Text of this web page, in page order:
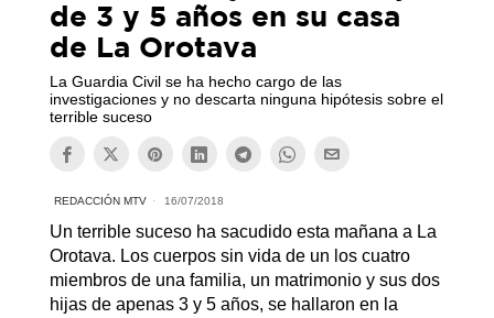
de 3 y 5 años en su casa
de La Orotava
La Guardia Civil se ha hecho cargo de las
investigaciones y no descarta ninguna hipótesis sobre el
terrible suceso
REDACCIÓN MTV 16/07/2018
Un terrible suceso ha sacudido esta mañana a La
Orotava. Los cuerpos sin vida de un los cuatro
miembros de una familia, un matrimonio y sus dos
hijas de apenas 3 y 5 años, se hallaron en la